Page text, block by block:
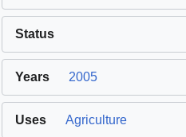
Status
Years 2005
Uses Agriculture